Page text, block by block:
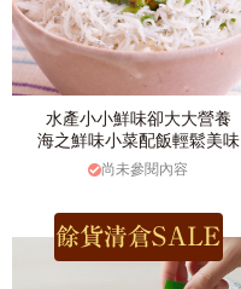
水產小小鮮味卻大大營養
海之鮮味小菜配飯輕鬆美味
尚未參閱內容